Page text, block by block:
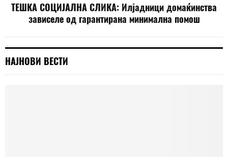
ТЕШКА СОЦИЈАЛНА СЛИКА: Илјадници домаќинства
зависеле од гарантирана минимална помош
НАЈНОВИ ВЕСТИ